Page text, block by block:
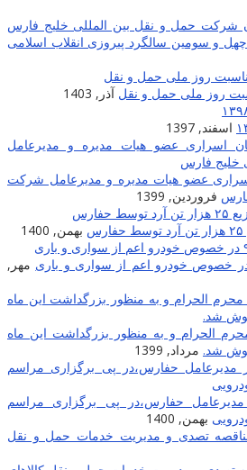
شرکت حمل و نقل بین المللی خلیج فارس
۲۲ بهمن ماه چهل و سومین سالگرد پیروزی انقلاب اسلامی
روز ملی حمل و نقل آذر, 1403
اسفند, 1397
عضو هیات مدیره و مدیرعامل شرکت
فروردین, 1399
بهمن, 1400
مهر,
الحرام و به منظور بزرگداشت این ماه
شد. مرداد, 1399
مدیرعامل حفارس،در پی برگزاری مراسم
بهمن, 1400